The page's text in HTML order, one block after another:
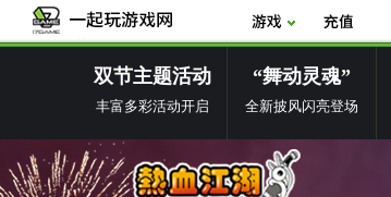
双节主题活动
丰富多彩活动开启
“舞动灵魂”
全新披风闪亮登场